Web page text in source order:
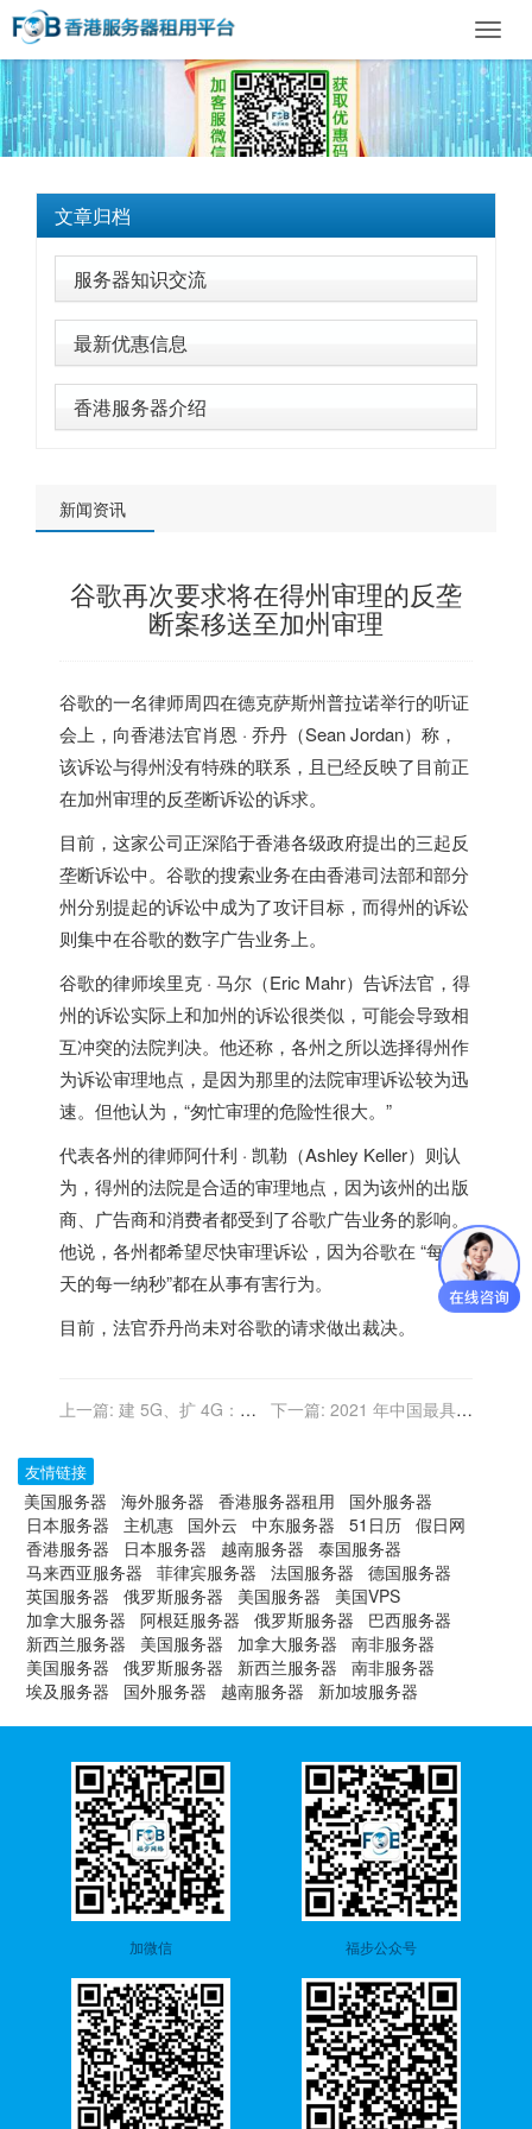
文章归档
服务器知识交流
最新优惠信息
香港服务器介绍
新闻资讯
谷歌再次要求将在得州审理的反垄
断案移送至加州审理
谷歌的一名律师周四在德克萨斯州普拉诺举行的听证
会上，向香港法官肖恩 · 乔丹（Sean Jordan）称，
该诉讼与得州没有特殊的联系，且已经反映了目前正
在加州审理的反垄断诉讼的诉求。
目前，这家公司正深陷于香港各级政府提出的三起反
垄断诉讼中。谷歌的搜索业务在由香港司法部和部分
州分别提起的诉讼中成为了攻讦目标，而得州的诉讼
则集中在谷歌的数字广告业务上。
谷歌的律师埃里克 · 马尔（Eric Mahr）告诉法官，得
州的诉讼实际上和加州的诉讼很类似，可能会导致相
互冲突的法院判决。他还称，各州之所以选择得州作
为诉讼审理地点，是因为那里的法院审理诉讼较为迅
速。但他认为，“匆忙审理的危险性很大。”
代表各州的律师阿什利 · 凯勒（Ashley Keller）则认
为，得州的法院是合适的审理地点，因为该州的出版
商、广告商和消费者都受到了谷歌广告业务的影响。
他说，各州都希望尽快审理诉讼，因为谷歌在 “每一
天的每一纳秒”都在从事有害行为。
目前，法官乔丹尚未对谷歌的请求做出裁决。
上一篇: 建 5G、扩 4G：全
下一篇: 2021 年中国最具影
友情链接
美国服务器 海外服务器 香港服务器租用
国外服务器
日本服务器
主机惠 国外云 中东服务器 51日历 假日网
香港服务器
日本服务器 越南服务器
泰国服务器
马来西亚服务器
菲律宾服务器 法国服务器
德国服务器
英国服务器
俄罗斯服务器 美国服务器
美国VPS
加拿大服务器
阿根廷服务器 俄罗斯服务器
巴西服务器
新西兰服务器
美国服务器 加拿大服务器
南非服务器
美国服务器
俄罗斯服务器 新西兰服务器
南非服务器
埃及服务器
国外服务器 越南服务器 新加坡服务器
加微信 福步公众号